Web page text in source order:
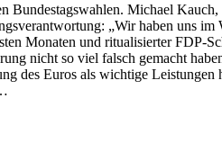
Michael
„Wir haben uns
Monaten und ritualisierter FDP-
nicht so viel falsch gemacht
des Euros als wichtige